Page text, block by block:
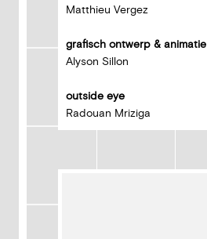
Matthieu Vergez
grafisch ontwerp & animatie
Alyson Sillon
outside eye
Radouan Mriziga